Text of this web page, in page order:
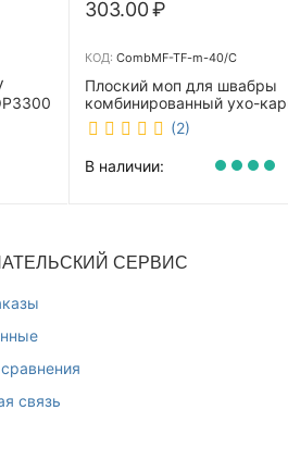
303.00₽
КОД: CombMF-TF-m-40/C
Плоский моп для швабры
комбинированный ухо-
бежевый 40 см NV
m-40/C
(2)
В наличии:
СЕРВИС
связь